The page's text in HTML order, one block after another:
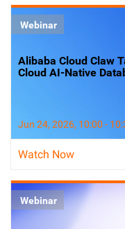
Webinar
Alibaba Cloud Claw
Cloud AI-Native
Jun 24, 2026, 10:00 -
Watch Now
Webinar